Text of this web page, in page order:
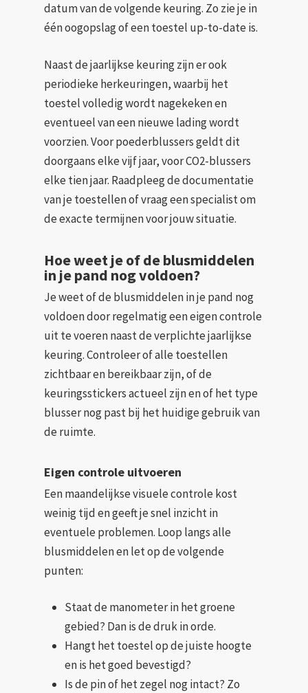
datum van de volgende keuring. Zo zie je in
één oogopslag of een toestel up-to-date is.
Naast de jaarlijkse keuring zijn er ook
periodieke herkeuringen, waarbij het
toestel volledig wordt nagekeken en
eventueel van een nieuwe lading wordt
voorzien. Voor poederblussers geldt dit
doorgaans elke vijf jaar, voor CO2-blussers
elke tien jaar. Raadpleeg de documentatie
van je toestellen of vraag een specialist om
de exacte termijnen voor jouw situatie.
Hoe weet je of de blusmiddelen
in je pand nog voldoen?
Je weet of de blusmiddelen in je pand nog
voldoen door regelmatig een eigen controle
uit te voeren naast de verplichte jaarlijkse
keuring. Controleer of alle toestellen
zichtbaar en bereikbaar zijn, of de
keuringsstickers actueel zijn en of het type
blusser nog past bij het huidige gebruik van
de ruimte.
Eigen controle uitvoeren
Een maandelijkse visuele controle kost
weinig tijd en geeft je snel inzicht in
eventuele problemen. Loop langs alle
blusmiddelen en let op de volgende
punten:
Staat de manometer in het groene
gebied? Dan is de druk in orde.
Hangt het toestel op de juiste hoogte
en is het goed bevestigd?
Is de pin of het zegel nog intact? Zo